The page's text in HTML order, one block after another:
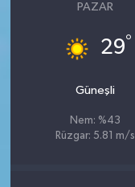
PAZAR
29°
Güneşli
Nem: %43
Rüzgar: 5.81 m/s